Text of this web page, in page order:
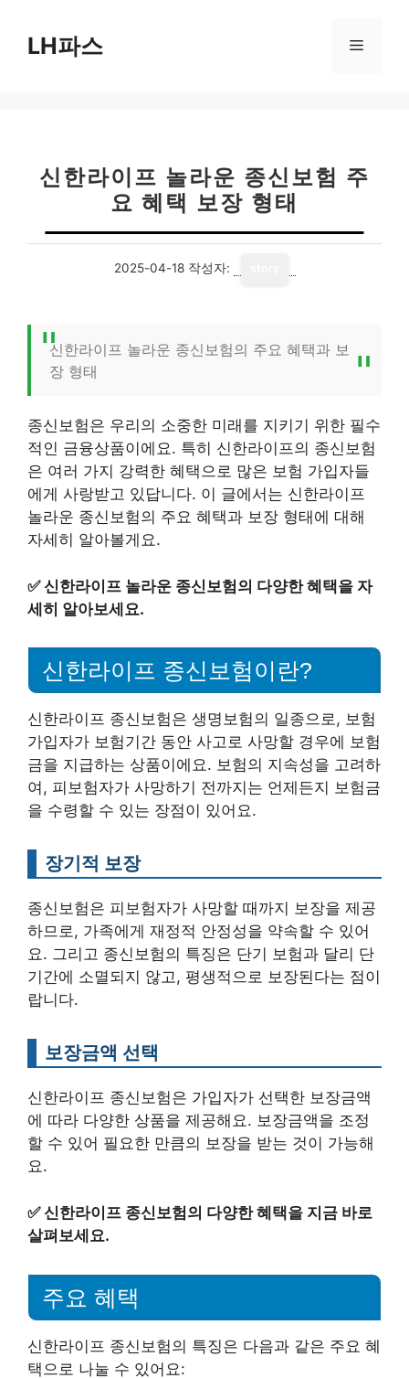
LH파스 메
신한라이프 놀라운 종신보험 주
요 혜택 보장 형태
2025-04-18 작성자:
신한라이프 놀라운 종신보험의 주요 혜택과 보
장 형태
종신보험은 우리의 소중한 미래를 지키기 위한 필수
적인 금융상품이에요. 특히 신한라이프의 종신보험
은 여러 가지 강력한 혜택으로 많은 보험 가입자들
에게 사랑받고 있답니다. 이 글에서는 신한라이프
놀라운 종신보험의 주요 혜택과 보장 형태에 대해
자세히 알아볼게요.
✅신한라이프 놀라운 종신보험의 다양한 혜택을 자
세히 알아보세요.
신한라이프 종신보험이란?
신한라이프 종신보험은 생명보험의 일종으로, 보험
가입자가 보험기간 동안 사고로 사망할 경우에 보험
금을 지급하는 상품이에요. 보험의 지속성을 고려하
여, 피보험자가 사망하기 전까지는 언제든지 보험금
을 수령할 수 있는 장점이 있어요.
장기적 보장
종신보험은 피보험자가 사망할 때까지 보장을 제공
하므로, 가족에게 재정적 안정성을 약속할 수 있어
요. 그리고 종신보험의 특징은 단기 보험과 달리 단
기간에 소멸되지 않고, 평생적으로 보장된다는 점이
랍니다.
보장금액 선택
신한라이프 종신보험은 가입자가 선택한 보장금액
에 따라 다양한 상품을 제공해요. 보장금액을 조정
할 수 있어 필요한 만큼의 보장을 받는 것이 가능해
요.
✅신한라이프 종신보험의 다양한 혜택을 지금 바로
살펴보세요.
주요 혜택
신한라이프 종신보험의 특징은 다음과 같은 주요 혜
택으로 나눌 수 있어요: